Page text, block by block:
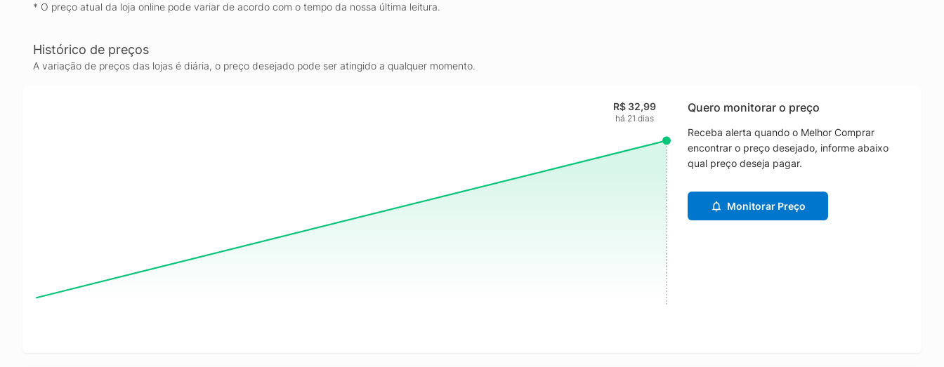
* O preço atual da loja online pode variar de acordo com o tempo da nossa última leitura.
Histórico de preços
A variação de preços das lojas é diária, o preço desejado pode ser atingido a qualquer momento.
R$ 32,99
há 21 dias
Quero monitorar o preço
Receba alerta quando o Melhor Comprar
encontrar o preço desejado, informe abaixo
qual preço deseja pagar.
Monitorar Preço